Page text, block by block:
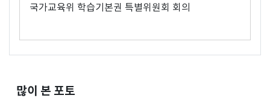
국가교육위 학습기본권 특별위원회 회의
많이 본 포토